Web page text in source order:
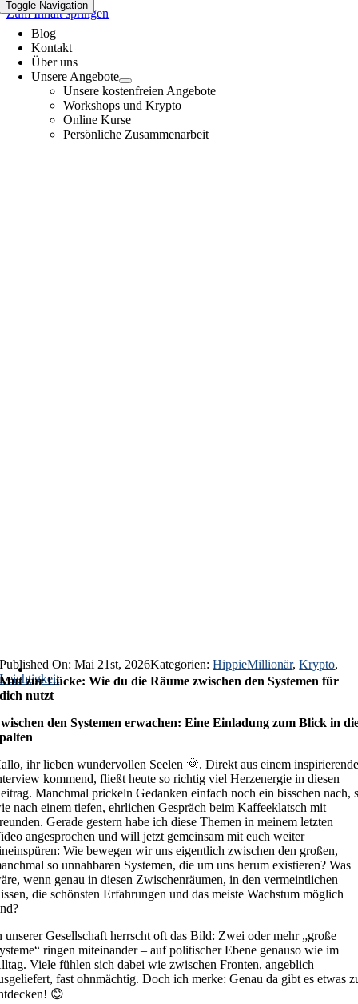
Zum Inhalt springen
Toggle Navigation
Blog
Kontakt
Über uns
Unsere Angebote
Unsere kostenfreien Angebote
Workshops und Krypto
Online Kurse
Persönliche Zusammenarbeit
Published On: Mai 21st, 2026Kategorien:HippieMillionär,Krypto,
Leichtigkeit
Mut zur Lücke: Wie du die Räume zwischen den Systemen für
dich nutzt
den Systemen erwachen: Eine Einladung zum Blick in
ihr lieben wundervollen Seelen 🌞. Direkt aus einem
kommend, fließt heute so richtig viel Herzenergie in diesen
Manchmal prickeln Gedanken einfach noch ein bisschen nach,
nach einem tiefen, ehrlichen Gespräch beim Kaffeeklatsch mit
Gerade gestern habe ich diese Themen in meinem letzten
angesprochen und will jetzt gemeinsam mit euch weiter
Wie bewegen wir uns eigentlich zwischen den großen,
so unnahbaren Systemen, die um uns herum existieren? Was
wenn genau in diesen Zwischenräumen, in den vermeintlichen
die schönsten Erfahrungen und das meiste Wachstum möglich
unserer Gesellschaft herrscht oft das Bild: Zwei oder mehr „große
ringen miteinander – auf politischer Ebene genauso wie im
Viele fühlen sich dabei wie zwischen Fronten, angeblich
fast ohnmächtig. Doch ich merke: Genau da gibt es etwas
😊